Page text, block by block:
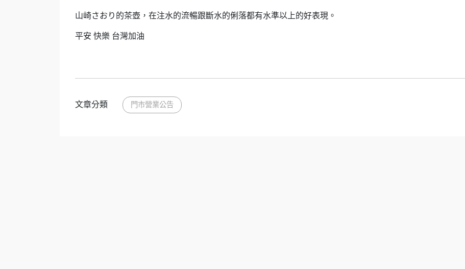
山崎さおり的茶壺，在注水的流暢跟斷水的俐落都有水準以上的好表現。
平安 快樂 台灣加油
文章分類 門市營業公告